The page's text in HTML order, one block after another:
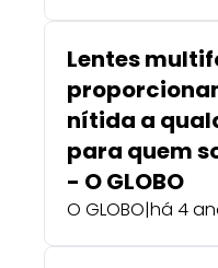
Lentes
nítida a
para quem
- O GLOBO
O GLOBO|há 4